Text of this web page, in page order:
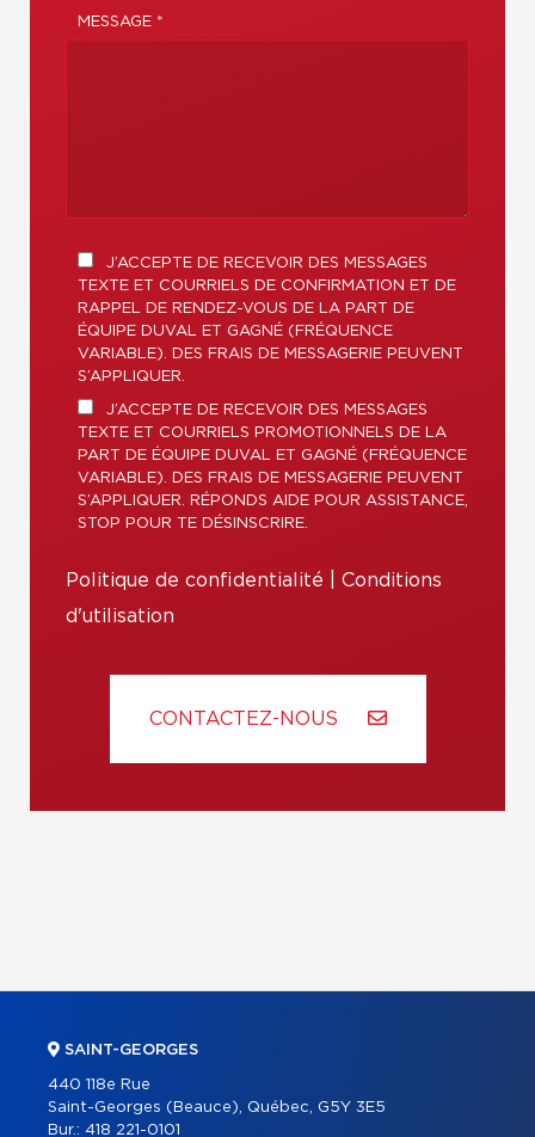
MESSAGE *
J’ACCEPTE DE RECEVOIR DES MESSAGES
TEXTE ET COURRIELS DE CONFIRMATION ET DE
RAPPEL DE RENDEZ-VOUS DE LA PART DE
ÉQUIPE DUVAL ET GAGNÉ (FRÉQUENCE
VARIABLE). DES FRAIS DE MESSAGERIE PEUVENT
S’APPLIQUER.
J’ACCEPTE DE RECEVOIR DES MESSAGES
TEXTE ET COURRIELS PROMOTIONNELS DE LA
PART DE ÉQUIPE DUVAL ET GAGNÉ (FRÉQUENCE
VARIABLE). DES FRAIS DE MESSAGERIE PEUVENT
S’APPLIQUER. RÉPONDS AIDE POUR ASSISTANCE,
STOP POUR TE DÉSINSCRIRE.
Politique de confidentialité
Conditions
d'utilisation
CONTACTEZ-NOUS
SAINT-GEORGES
440 118e Rue
Saint-Georges (Beauce), Québec, G5Y 3E5
Bur.: 418 221-0101